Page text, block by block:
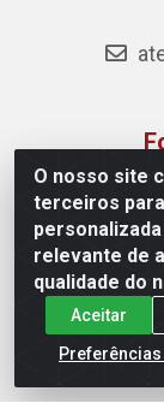
O nosso site
terceiros
relevante de
qualidade do
Aceitar